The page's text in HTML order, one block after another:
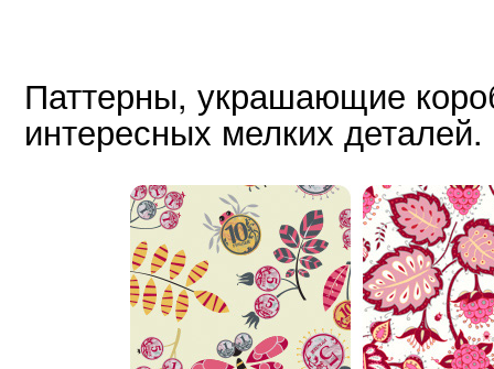
Паттерны, украшающие
интересных мелких деталей.